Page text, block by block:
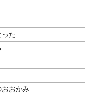
った
おおかみ